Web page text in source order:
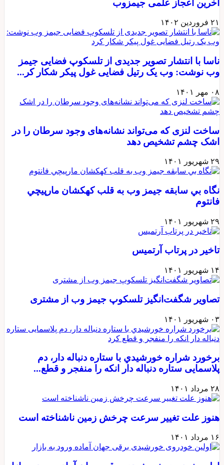
آخرین اعجاز علمی جیمزوب
۲۱ فروردین ۱۴۰۲
ناسا با انتشار تصویر جدیدی از تلسکوپ فضایی جیمز
وب نوشت: وب یک رتیل فضایی غول پیکر شکار کر...
۰۸ مهر ۱۴۰۱
ساخت لنزی که می‌تواند نشانه‌های وجود سرطان را در
اشک چشم تشخیص دهد
۲۹ شهریور ۱۴۰۱
نگاه بي سابقه جيمز وب به قلب كهكشان مارپيچي
فانتوم
۲۹ شهریور ۱۴۰۱
تاخیر در پرتاب آرتمیس
۱۴ شهریور ۱۴۰۱
تصاویر شگفت‌انگیز تلسکوپ جیمز وب از مشتری
۰۳ شهریور ۱۴۰۱
برخورد شراره خورشيدي با ستاره دنباله دار، دم
پلاسمایی ستاره دنباله دار انکه را منفجر و قطع...
۲۸ مرداد ۱۴۰۱
هنوز علت تغيير سرعت چرخش زمين ناشناخته است
۱۶ مرداد ۱۴۰۱